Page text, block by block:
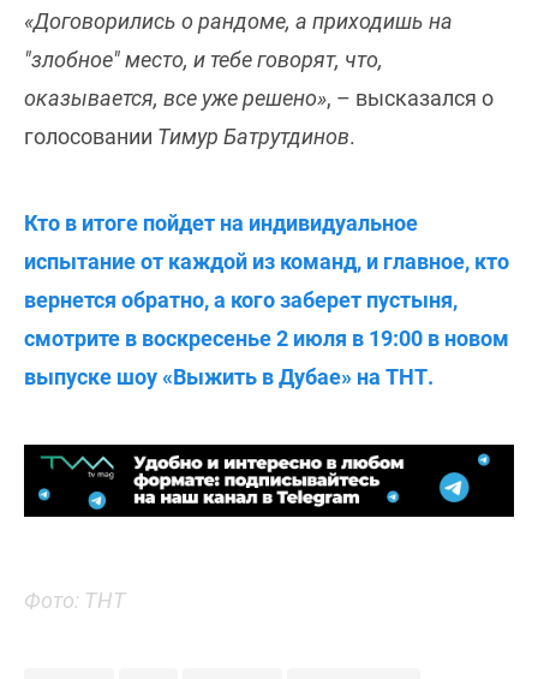
«Договорились о рандоме, а приходишь на
"злобное" место, и тебе говорят, что,
оказывается, все уже решено», – высказался о
голосовании Тимур Батрутдинов.
Кто в итоге пойдет на индивидуальное
испытание от каждой из команд, и главное, кто
вернется обратно, а кого заберет пустыня,
смотрите в воскресенье 2 июля в 19:00 в новом
выпуске шоу «Выжить в Дубае» на ТНТ.
Фото: ТНТ